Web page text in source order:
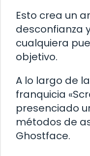
Esto crea un
desconfianza
cualquiera
objetivo.
A lo largo de
franquicia
presenciado
métodos de
Ghostface.